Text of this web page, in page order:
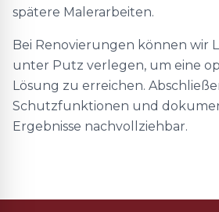
spätere Malerarbeiten.
Bei Renovierungen können wir
unter Putz verlegen, um eine
Lösung zu erreichen.
Schutzfunktionen und
Ergebnisse nachvollziehbar.